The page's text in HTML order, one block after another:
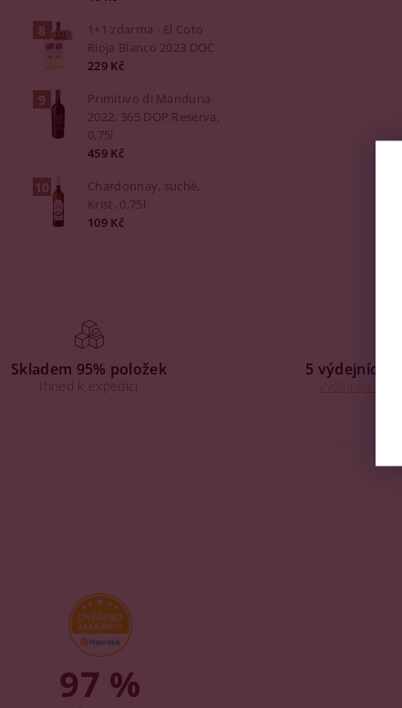
1+1 zdarma - El Coto
Rioja Blanco 2023 DOC
229 Kč
Primitivo di Manduria
2022, 365 DOP Reserva,
0,75l
459 Kč
Chardonnay, suché,
Krist, 0,75l
109 Kč
Skladem 95% položek
Ihned k expedici
5 výdejních
97 %